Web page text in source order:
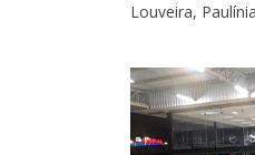
Louveira,